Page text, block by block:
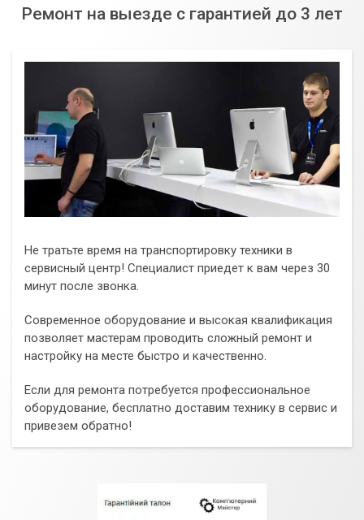
Ремонт на выезде с гарантией до 3 лет
Не тратьте время на транспортировку техники в
сервисный центр! Специалист приедет к вам через 30
минут после звонка.
Современное оборудование и высокая квалификация
позволяет мастерам проводить сложный ремонт и
настройку на месте быстро и качественно.
Если для ремонта потребуется профессиональное
оборудование, бесплатно доставим технику в сервис и
привезем обратно!